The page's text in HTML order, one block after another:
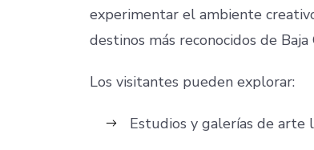
experimentar el ambiente
destinos más reconocidos de
Los visitantes pueden explorar:
Estudios y galerías de arte